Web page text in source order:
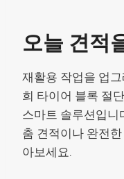
오늘 견적
재활용 작업을 업
희 타이어 블록 절
스마트 솔루션입니
춤 견적이나 완전
아보세요.